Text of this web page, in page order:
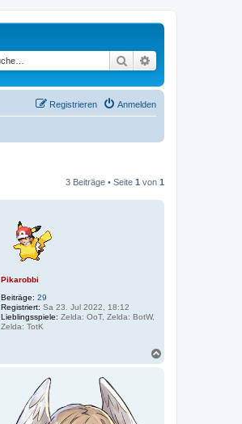
Suche
Anmelden
Registrieren
3 Beiträge • Seite 1 von 1
Pikarobbi
Beiträge: 29
Registriert: Sa 23. Jul 2022, 18:12
Lieblingsspiele: Zelda: OoT, Zelda: BotW,
Zelda: TotK